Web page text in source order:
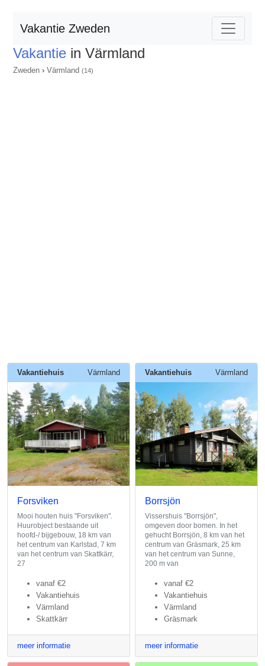
Vakantie Zweden
Vakantie in Värmland
Zweden › Värmland (14)
Vakantiehuis Värmland
Forsviken
Mooi houten huis "Forsviken".
Huurobject bestaande uit
hoofd-/ bijgebouw, 18 km van
het centrum van Karlstad, 7 km
van het centrum van Skattkärr,
27
vanaf €2
Vakantiehuis
Värmland
Skattkärr
meer informatie
Vakantiehuis Värmland
Borrsjön
Vissershuis "Borrsjön",
omgeven door bomen. In het
gehucht Borrsjön, 8 km van het
centrum van Gräsmark, 25 km
van het centrum van Sunne,
200 m van
vanaf €2
Vakantiehuis
Värmland
Gräsmark
meer informatie